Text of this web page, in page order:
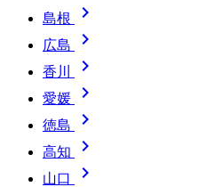
島根 
広島 
香川 
愛媛 
徳島 
高知 
山口 